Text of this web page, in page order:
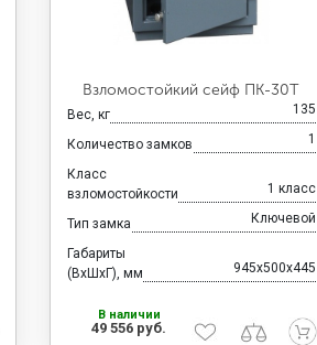
Взломостойкий сейф ПК-30Т
Вес, кг 135
Количество замков 1
Класс
взломостойкости
1 класс
Тип замка Ключевой
Габариты
(ВхШхГ), мм
945x500x445
В наличии
49 556 руб.